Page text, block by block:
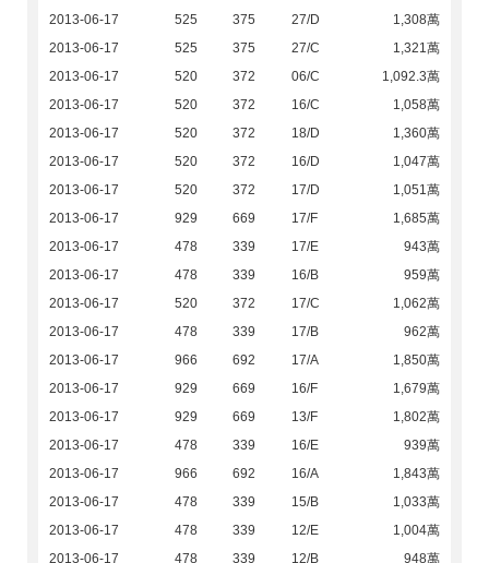
2013-06-17
525 375 27/D
1,308萬
2013-06-17
525 375 27/C
1,321萬
2013-06-17
520 372 06/C
1,092.3萬
2013-06-17
520 372 16/C
1,058萬
2013-06-17
520 372 18/D
1,360萬
2013-06-17
520 372 16/D
1,047萬
2013-06-17
520 372 17/D
1,051萬
2013-06-17
929 669 17/F
1,685萬
2013-06-17
478 339 17/E
943萬
2013-06-17
478 339 16/B
959萬
2013-06-17
520 372 17/C
1,062萬
2013-06-17
478 339 17/B
962萬
2013-06-17
966 692 17/A
1,850萬
2013-06-17
929 669 16/F
1,679萬
2013-06-17
929 669 13/F
1,802萬
2013-06-17
478 339 16/E
939萬
2013-06-17
966 692 16/A
1,843萬
2013-06-17
478 339 15/B
1,033萬
2013-06-17
478 339 12/E
1,004萬
2013-06-17
478 339 12/B 948萬